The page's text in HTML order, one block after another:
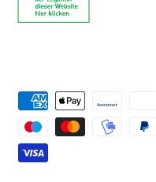
m